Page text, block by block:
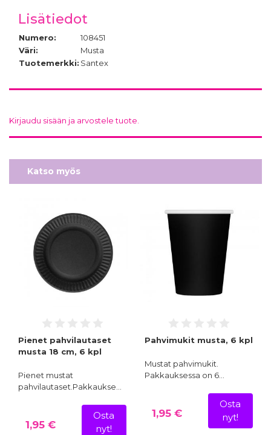
Lisätiedot
Numero:
108451
Väri:
Musta
Tuotemerkki: Santex
Kirjaudu sisään ja arvostele tuote.
Katso myös
Pienet pahvilautaset
musta 18 cm, 6 kpl
Pienet mustat
pahvilautaset.Pakkaukse…
1,95 €
Osta
nyt!
Pahvimukit musta, 6 kpl
Mustat pahvimukit.
Pakkauksessa on 6…
1,95 €
Osta
nyt!